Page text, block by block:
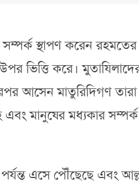
স্থাপণ করেন
ভিত্তি করে।
আসেন মাতুরিদিগণ
মানুষের মধ্যকার সম্পর্ক
এসে পৌঁছেছে এবং